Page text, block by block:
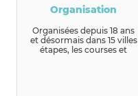
Organisation
Organisées depuis 18 ans
et désormais dans 15 villes
étapes, les courses et